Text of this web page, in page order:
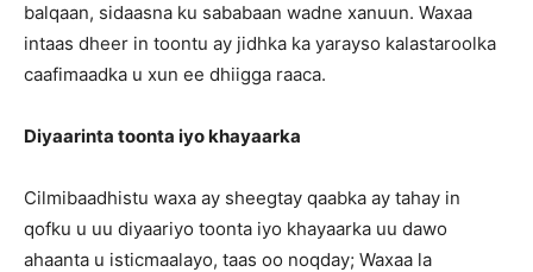
balqaan, sidaasna ku sababaan wadne xanuun. Waxaa
intaas dheer in toontu ay jidhka ka yarayso kalastaroolka
caafimaadka u xun ee dhiigga raaca.
Diyaarinta toonta iyo khayaarka
Cilmibaadhistu waxa ay sheegtay qaabka ay tahay in
qofku u uu diyaariyo toonta iyo khayaarka uu dawo
ahaanta u isticmaalayo, taas oo noqday; Waxaa la